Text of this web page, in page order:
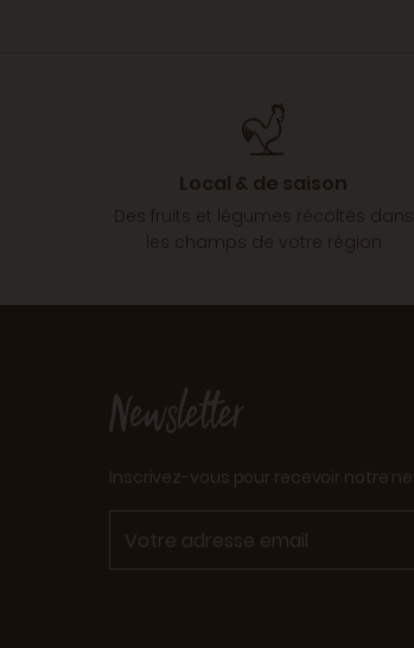
Local & de saison
Des fruits et légumes récoltés dans
les champs de votre région
Newsletter
Inscrivez-vous pour recevoir notre